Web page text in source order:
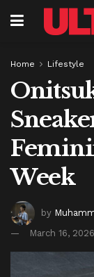
Home Lifestyle
Week
by
March 16, 2026